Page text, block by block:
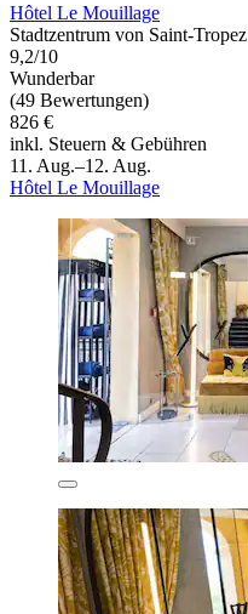
Hôtel Le Mouillage
Stadtzentrum von Saint-Tropez
9,2/10
Wunderbar
(49 Bewertungen)
826 €
inkl. Steuern & Gebühren
11. Aug.–12. Aug.
Hôtel Le Mouillage